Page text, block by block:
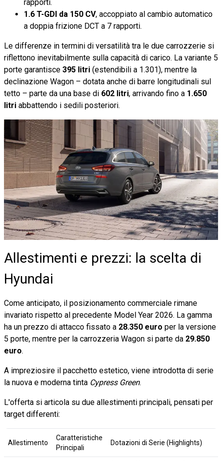
rapporti.
1.6 T-GDI da 150 CV, accoppiato al cambio automatico
a doppia frizione DCT a 7 rapporti.
Le differenze in termini di versatilità tra le due carrozzerie si
riflettono inevitabilmente sulla capacità di carico. La variante 5
porte garantisce 395 litri (estendibili a 1.301), mentre la
declinazione Wagon – dotata anche di barre longitudinali sul
tetto – parte da una base di 602 litri, arrivando fino a 1.650
litri abbattendo i sedili posteriori.
Allestimenti e prezzi: la scelta di
Hyundai
Come anticipato, il posizionamento commerciale rimane
invariato rispetto al precedente Model Year 2026. La gamma
ha un prezzo di attacco fissato a 28.350 euro per la versione
5 porte, mentre per la carrozzeria Wagon si parte da 29.850
euro.
A impreziosire il pacchetto estetico, viene introdotta di serie
la nuova e moderna tinta Cypress Green.
L'offerta si articola su due allestimenti principali, pensati per
target differenti:
Allestimento
Caratteristiche
Principali
Dotazioni di Serie (Highlights)